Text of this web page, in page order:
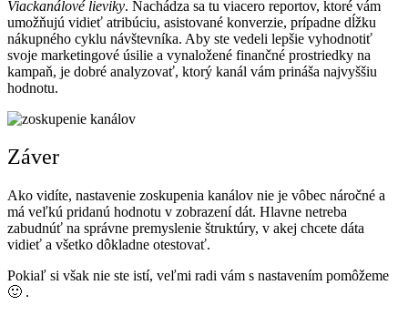
Viackanálové lieviky. Nachádza sa tu viacero reportov, ktoré vám
umožňujú vidieť atribúciu, asistované konverzie, prípadne dĺžku
nákupného cyklu návštevníka. Aby ste vedeli lepšie vyhodnotiť
svoje marketingové úsilie a vynaložené finančné prostriedky na
kampaň, je dobré analyzovať, ktorý kanál vám prináša najvyššiu
hodnotu.
Záver
Ako vidíte, nastavenie zoskupenia kanálov nie je vôbec náročné a
má veľkú pridanú hodnotu v zobrazení dát. Hlavne netreba
zabudnúť na správne premyslenie štruktúry, v akej chcete dáta
vidieť a všetko dôkladne otestovať.
Pokiaľ si však nie ste istí, veľmi radi vám s nastavením pomôžeme
🙂 .